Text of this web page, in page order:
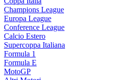
Champions League
Europa League
Conference League
Calcio Estero
Supercoppa Italiana
Formula 1
Formula E
MotoGP